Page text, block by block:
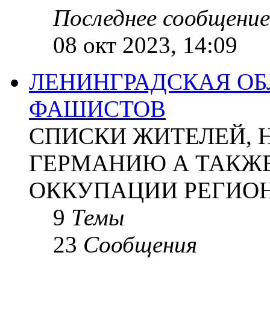
Последнее сообщение
08 окт 2023, 14:09
ЛЕНИНГРАДСКАЯ
ФАШИСТОВ
СПИСКИ ЖИТЕЛЕЙ,
ГЕРМАНИЮ А
ОККУПАЦИИ
9 Темы
23 Сообщения